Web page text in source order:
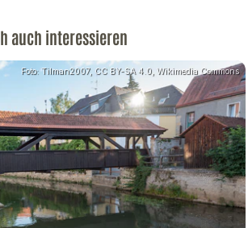
auch interessieren
Foto: Tilman2007, CC BY-SA 4.0, Wikimedia Commons